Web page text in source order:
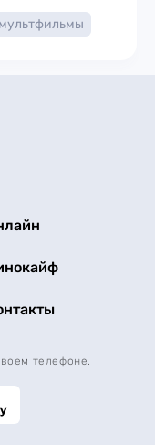
мультфильмы
телефоне.